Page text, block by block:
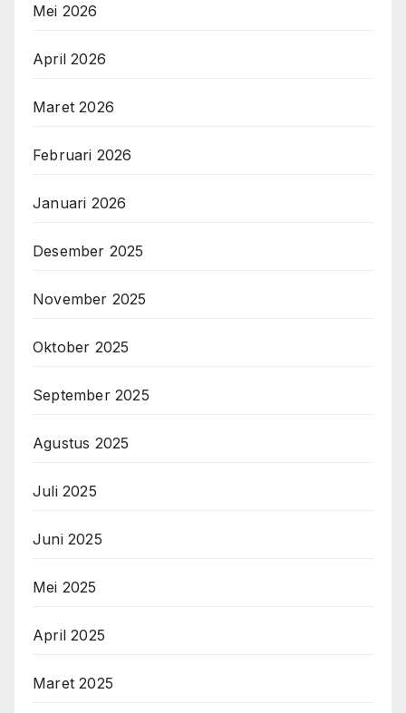
Mei 2026
April 2026
Maret 2026
Februari 2026
Januari 2026
Desember 2025
November 2025
Oktober 2025
September 2025
Agustus 2025
Juli 2025
Juni 2025
Mei 2025
April 2025
Maret 2025